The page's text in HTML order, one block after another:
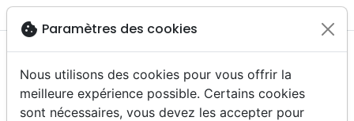
menu
cookie Paramètres des cookies
Nous utilisons des cookies pour vous offrir la
meilleure expérience possible. Certains cookies
sont nécessaires, vous devez les accepter pour